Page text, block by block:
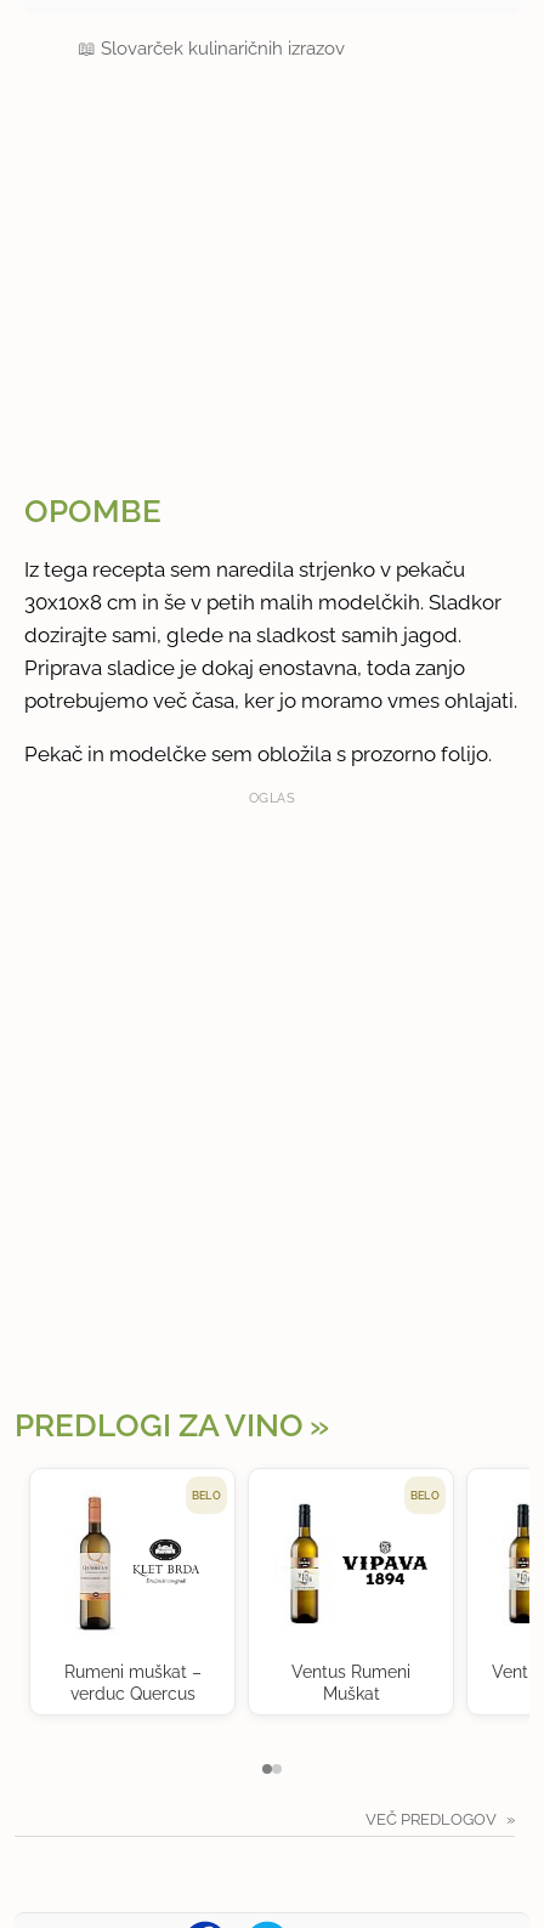
📖Slovarček kulinaričnih izrazov
OPOMBE
Iz tega recepta sem naredila strjenko v pekaču
30x10x8 cm in še v petih malih modelčkih. Sladkor
dozirajte sami, glede na sladkost samih jagod.
Priprava sladice je dokaj enostavna, toda zanjo
potrebujemo več časa, ker jo moramo vmes ohlajati.
Pekač in modelčke sem obložila s prozorno folijo.
OGLAS
PREDLOGI ZA VINO
BELO
Rumeni muškat –
verduc Quercus
BELO
Ventus Rumeni
Muškat
VEČ PREDLOGOV